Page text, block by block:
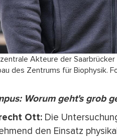
Akteure der
des Zentrums für Biophysik.
Worum geht's grob
Ott: Die
den Einsatz